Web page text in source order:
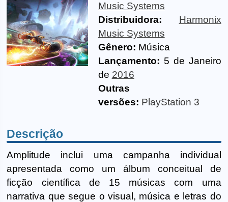
Music Systems
Distribuidora:
Harmonix
Music Systems
Gênero: Música
Lançamento: 5 de Janeiro
de 2016
Outras
versões: PlayStation 3
Descrição
Amplitude inclui uma campanha individual
apresentada como um álbum conceitual de
ficção científica de 15 músicas com uma
narrativa que segue o visual, música e letras do